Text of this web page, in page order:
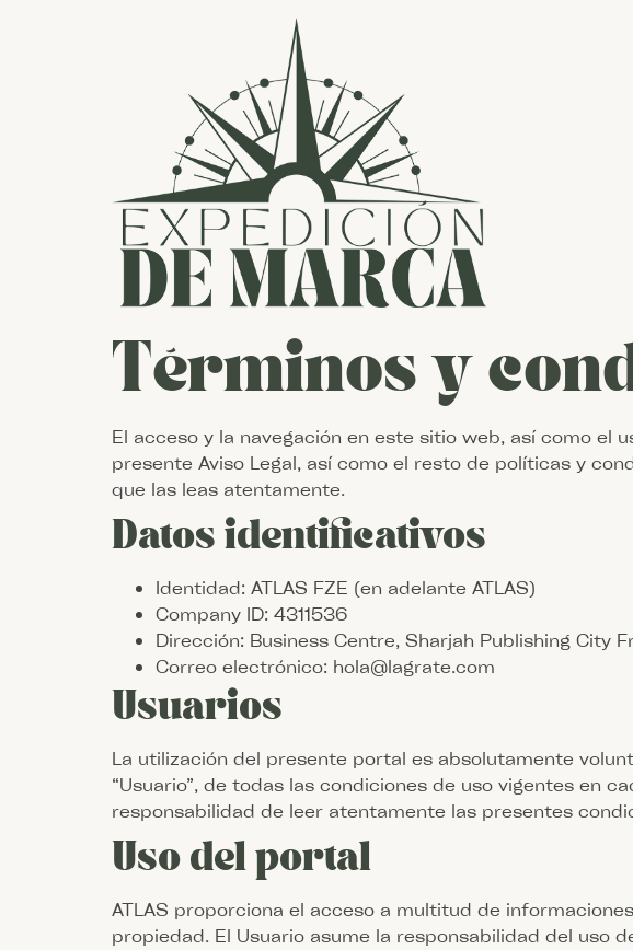
Términos y
El acceso y la navegación en este sitio web, así como el
presente Aviso Legal, así como el resto de políticas y
que las leas atentamente.
Datos identificativos
Identidad: ATLAS FZE (en adelante ATLAS)
Company ID: 4311536
Dirección: Business Centre, Sharjah Publishing City
Correo electrónico: hola@lagrate.com
Usuarios
La utilización del presente portal es absolutamente
“Usuario”, de todas las condiciones de uso vigentes en
responsabilidad de leer atentamente las presentes
Uso del portal
ATLAS proporciona el acceso a multitud de
propiedad. El Usuario asume la responsabilidad del uso